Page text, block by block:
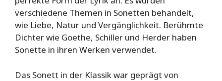
verschiedene Themen in Sonetten behandelt,
wie Liebe, Natur und Vergänglichkeit. Berühmte
Dichter wie Goethe, Schiller und Herder haben
Sonette in ihren Werken verwendet.
Das Sonett in der Klassik war geprägt von